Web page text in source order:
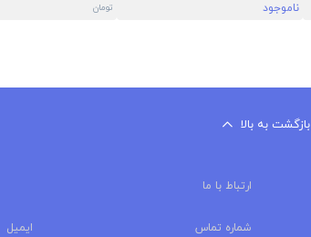
ناموجود تومان
بازگشت به بالا
ارتباط با ما
شماره تماس ایمیل